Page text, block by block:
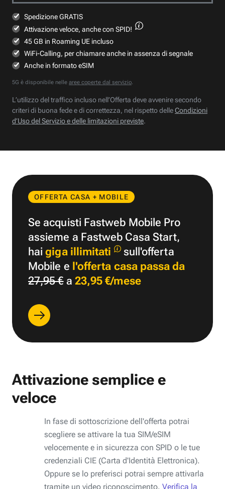
Spedizione GRATIS
Attivazione veloce, anche con SPID!
45 GB in Roaming UE incluso
WiFi-Calling, per chiamare anche in assenza di segnale
Anche in formato eSIM
5G è disponibile nelle aree coperte dal servizio.
L’utilizzo del traffico incluso nell’Offerta deve avvenire secondo
criteri di buona fede e di correttezza, nel rispetto delleCondizioni
d’Uso del Servizio e delle limitazioni previste.
OFFERTA CASA + MOBILE
Se acquisti Fastweb Mobile Pro
assieme a Fastweb Casa Start,
haigiga illimitati
sull'offerta
Mobile e l'offerta casa passa da
27,95 €a 23,95 €/mese
Attivazione semplice e
veloce
In fase di sottoscrizione dell'offerta potrai
scegliere se attivare la tua SIM/eSIM
velocemente e in sicurezza con SPID o le tue
credenziali CIE (Carta d'Identità Elettronica).
Oppure se lo preferisci potrai sempre attivarla
tramite un video riconoscimento. Verifica la